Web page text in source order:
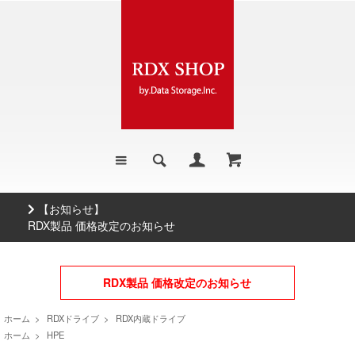
【お知らせ】
RDX製品 価格改定のお知らせ
RDX製品 価格改定のお知らせ
ホーム > RDXドライブ >
RDX内蔵ドライブ
ホーム > HPE